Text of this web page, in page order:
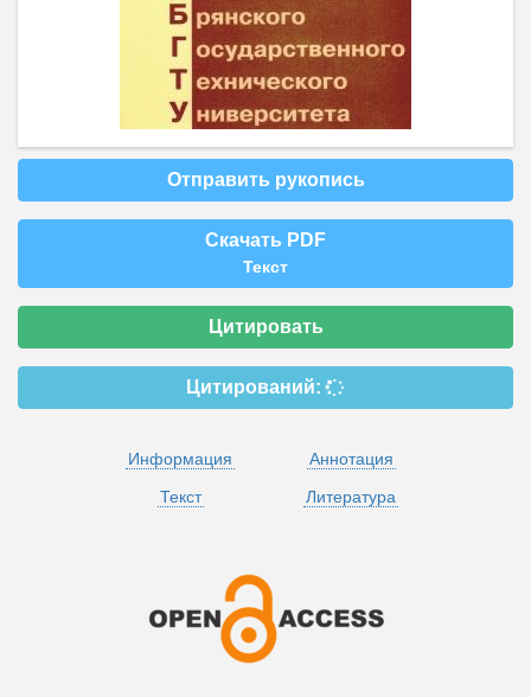
Отправить рукопись
Скачать PDF
Текст
Цитировать
Цитирований:
Информация
Аннотация
Текст
Литература